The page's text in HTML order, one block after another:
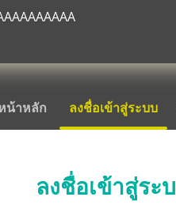
น้าหลัก ลงชื่อเข้าสู่ระบบ
ลงชื่อเข้าสู่ระ